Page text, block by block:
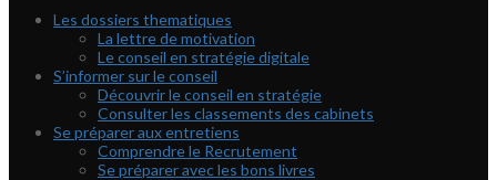
Les dossiers thematiques
La lettre de motivation
Le conseil en stratégie digitale
S’informer sur le conseil
Découvrir le conseil en stratégie
Consulter les classements des cabinets
Se préparer aux entretiens
Comprendre le Recrutement
Se préparer avec les bons livres